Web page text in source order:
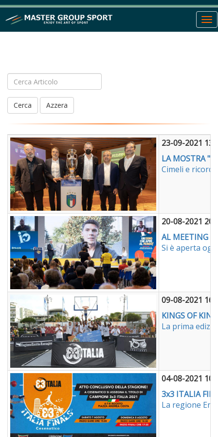
text
Cerca Azzera
23-09-2021
LA MOSTRA
Cimeli e
20-08-2021
AL MEETING
Si è aperta
09-08-2021
KINGS OF
La prima
04-08-2021
3x3 ITALIA
La regione